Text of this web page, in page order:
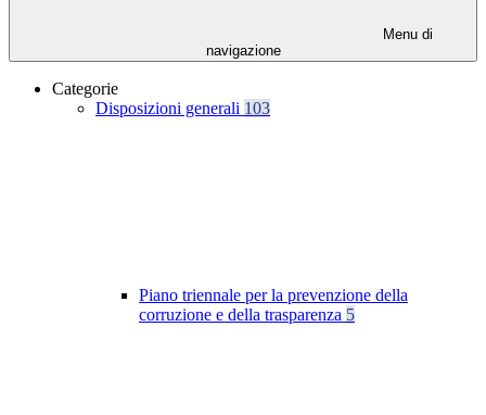
Menu di
navigazione
Categorie
Disposizioni generali 103
Piano triennale per la prevenzione della
corruzione e della trasparenza 5